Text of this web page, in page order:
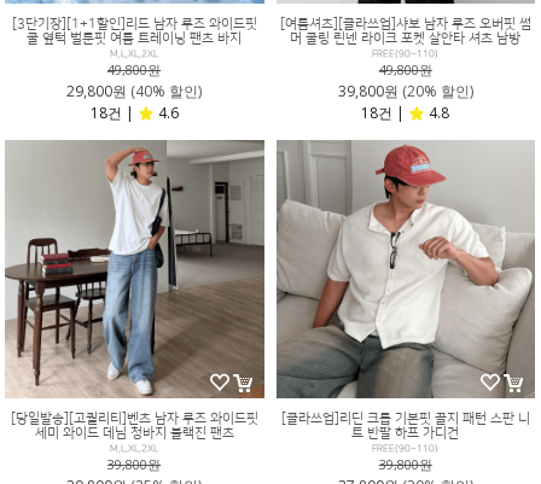
[3단기장][1+1할인]리드 남자 루즈 와이드핏
쿨 옆턱 벌룬핏 여름 트레이닝 팬츠 바지
M,L,XL,2XL
49,800원
29,800원 (40% 할인)
18건 |
4.6
[여름셔츠][클라쓰업]샤보 남자 루즈 오버핏 썸
머 쿨링 린넨 라이크 포켓 살안타 셔츠 남방
FREE(90~110)
49,800원
39,800원 (20% 할인)
18건 |
4.8
[당일발송][고퀄리티]벤츠 남자 루즈 와이드핏
세미 와이드 데님 청바지 블랙진 팬츠
M,L,XL,2XL
39,800원
[클라쓰업]리딘 크롭 기본핏 골지 패턴 스판 니
트 반팔 하프 가디건
FREE(90~110)
39,800원